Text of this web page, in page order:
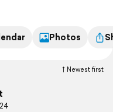
Photos
Newest first